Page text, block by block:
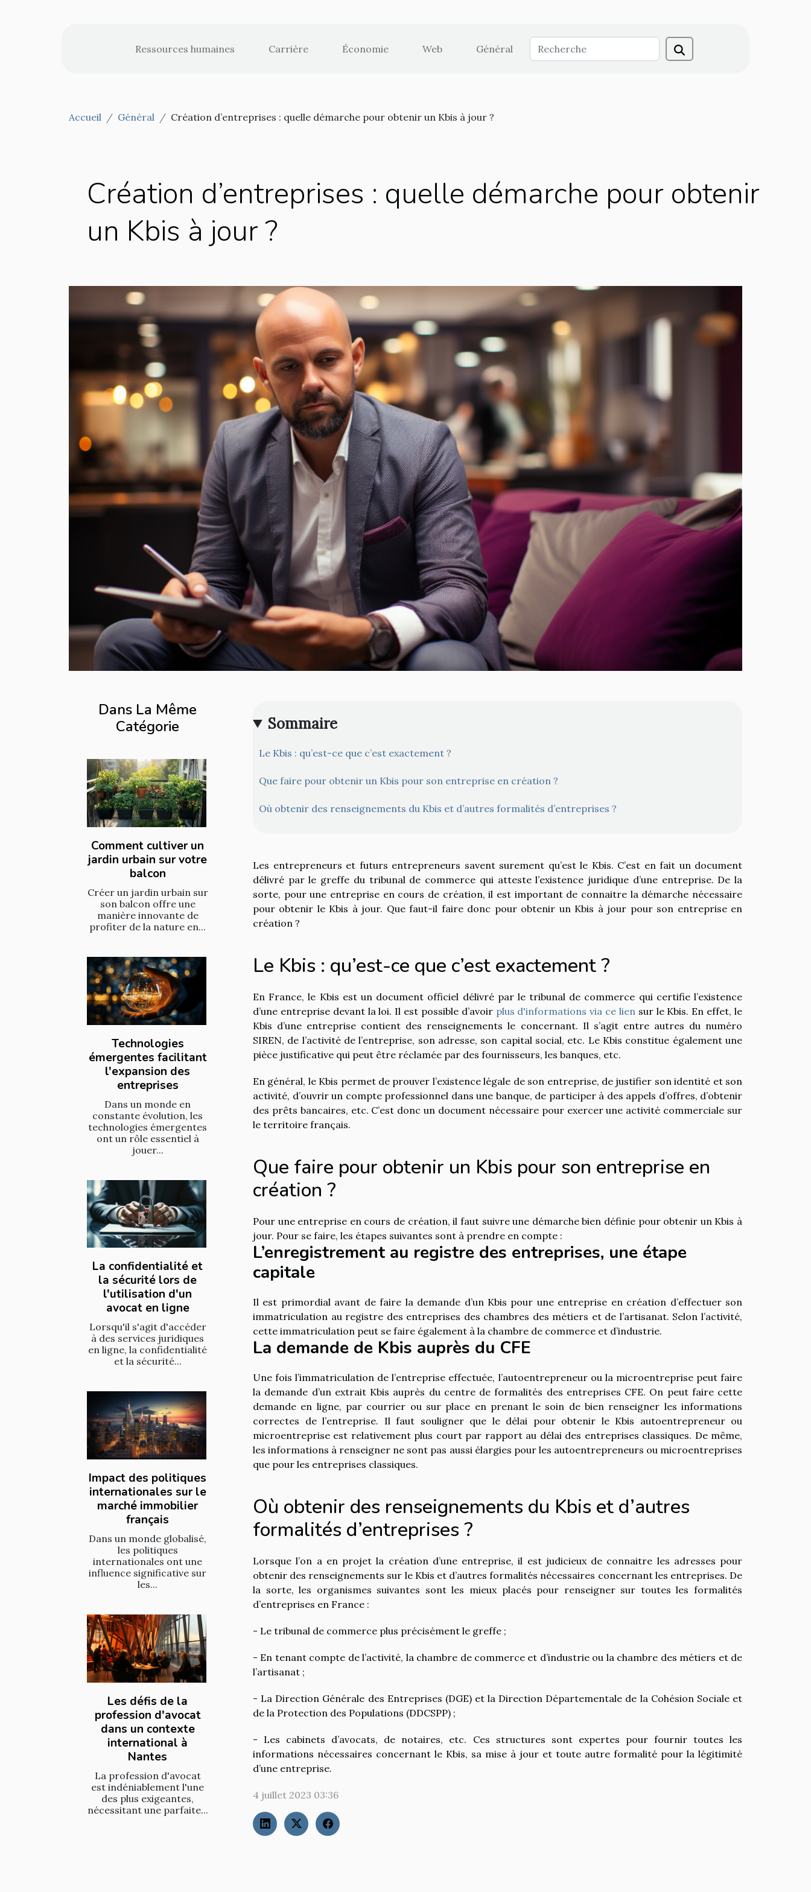
Ressources humaines Carrière Économie Web Général
Accueil Général Création d’entreprises : quelle démarche pour obtenir un Kbis à jour ?
Création d’entreprises : quelle démarche pour obtenir
un Kbis à jour ?
Dans La Même
Catégorie
Comment cultiver un
jardin urbain sur votre
balcon
Créer un jardin urbain sur
son balcon offre une
manière innovante de
profiter de la nature en...
Technologies
émergentes facilitant
l'expansion des
entreprises
Dans un monde en
constante évolution, les
technologies émergentes
ont un rôle essentiel à
jouer...
La confidentialité et
la sécurité lors de
l'utilisation d'un
avocat en ligne
Lorsqu'il s'agit d'accéder
à des services juridiques
en ligne, la confidentialité
et la sécurité...
Impact des politiques
internationales sur le
marché immobilier
français
Dans un monde globalisé,
les politiques
internationales ont une
influence significative sur
les...
Les défis de la
profession d'avocat
dans un contexte
international à
Nantes
La profession d'avocat
est indéniablement l'une
des plus exigeantes,
nécessitant une parfaite...
Sommaire
Le Kbis : qu’est-ce que c’est exactement ?
Que faire pour obtenir un Kbis pour son entreprise en création ?
Où obtenir des renseignements du Kbis et d’autres formalités d’entreprises ?
Les entrepreneurs et futurs entrepreneurs savent surement qu’est le Kbis. C’est en fait un document
délivré par le greffe du tribunal de commerce qui atteste l’existence juridique d’une entreprise. De la
sorte, pour une entreprise en cours de création, il est important de connaitre la démarche nécessaire
pour obtenir le Kbis à jour. Que faut-il faire donc pour obtenir un Kbis à jour pour son entreprise en
création ?
Le Kbis : qu’est-ce que c’est exactement ?
En France, le Kbis est un document officiel délivré par le tribunal de commerce qui certifie l’existence
d’une entreprise devant la loi. Il est possible d’avoir plus d'informations via ce lien sur le Kbis. En effet, le
Kbis d’une entreprise contient des renseignements le concernant. Il s’agit entre autres du numéro
SIREN, de l’activité de l’entreprise, son adresse, son capital social, etc. Le Kbis constitue également une
pièce justificative qui peut être réclamée par des fournisseurs, les banques, etc.
En général, le Kbis permet de prouver l’existence légale de son entreprise, de justifier son identité et son
activité, d’ouvrir un compte professionnel dans une banque, de participer à des appels d’offres, d’obtenir
des prêts bancaires, etc. C’est donc un document nécessaire pour exercer une activité commerciale sur
le territoire français.
Que faire pour obtenir un Kbis pour son entreprise en
création ?
Pour une entreprise en cours de création, il faut suivre une démarche bien définie pour obtenir un Kbis à
jour. Pour se faire, les étapes suivantes sont à prendre en compte :
L’enregistrement au registre des entreprises, une étape
capitale
Il est primordial avant de faire la demande d’un Kbis pour une entreprise en création d’effectuer son
immatriculation au registre des entreprises des chambres des métiers et de l’artisanat. Selon l’activité,
cette immatriculation peut se faire également à la chambre de commerce et d’industrie.
La demande de Kbis auprès du CFE
Une fois l’immatriculation de l’entreprise effectuée, l’autoentrepreneur ou la microentreprise peut faire
la demande d’un extrait Kbis auprès du centre de formalités des entreprises CFE. On peut faire cette
demande en ligne, par courrier ou sur place en prenant le soin de bien renseigner les informations
correctes de l’entreprise. Il faut souligner que le délai pour obtenir le Kbis autoentrepreneur ou
microentreprise est relativement plus court par rapport au délai des entreprises classiques. De même,
les informations à renseigner ne sont pas aussi élargies pour les autoentrepreneurs ou microentreprises
que pour les entreprises classiques.
Où obtenir des renseignements du Kbis et d’autres
formalités d’entreprises ?
Lorsque l’on a en projet la création d’une entreprise, il est judicieux de connaitre les adresses pour
obtenir des renseignements sur le Kbis et d’autres formalités nécessaires concernant les entreprises. De
la sorte, les organismes suivantes sont les mieux placés pour renseigner sur toutes les formalités
d’entreprises en France :
- Le tribunal de commerce plus précisément le greffe ;
- En tenant compte de l’activité, la chambre de commerce et d’industrie ou la chambre des métiers et de
l’artisanat ;
- La Direction Générale des Entreprises (DGE) et la Direction Départementale de la Cohésion Sociale et
de la Protection des Populations (DDCSPP) ;
- Les cabinets d’avocats, de notaires, etc. Ces structures sont expertes pour fournir toutes les
informations nécessaires concernant le Kbis, sa mise à jour et toute autre formalité pour la légitimité
d’une entreprise.
4 juillet 2023 03:36